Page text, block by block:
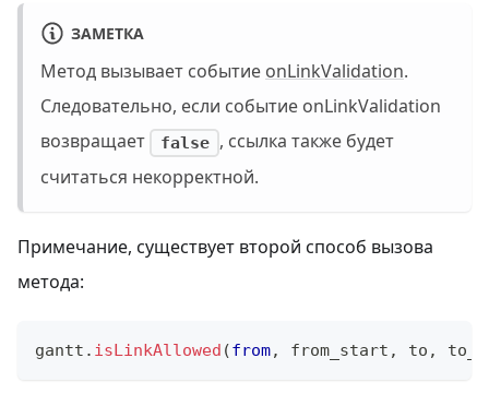
ЗАМЕТКА
Метод вызывает событие onLinkValidation.
Следовательно, если событие onLinkValidation
возвращает
false , ссылка также будет
считаться некорректной.
Примечание, существует второй способ вызова
метода:
gantt . isLinkAllowed (from, from_start , to ,